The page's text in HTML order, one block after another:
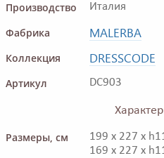
Производство
Италия
Фабрика MALERBA
Коллекция DRESSCODE
Артикул DC903
Размеры, см
199 x 227 x
169 x 227 x